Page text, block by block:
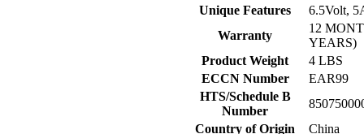
Unique Features
6.5Volt,
Warranty
12
YEARS)
Product Weight
4 LBS
ECCN Number
EAR99
HTS/Schedule B
Number
Country of Origin
China